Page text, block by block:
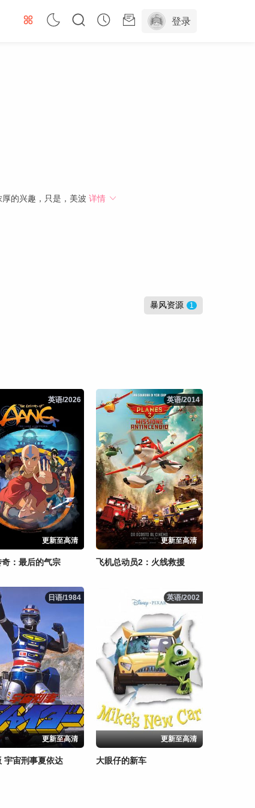
登录
的兴趣，只是，美波 详情
暴风资源 1
英语/2026
英语/2026
更新至高清
：最后的气宗
英语/2014
英语/2014
更新至高清
飞机总动员2：火线救援
日语/1984
日语/1984
更新至高清
宇宙刑事夏依达
英语/2002
英语/2002
更新至高清
大眼仔的新车